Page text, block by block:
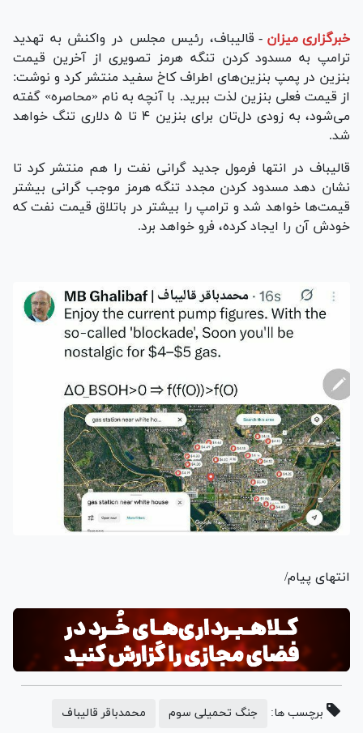
خبرگزاری میزان - قالیباف، رئیس مجلس در واکنش به تهدید
ترامپ به مسدود کردن تنگه هرمز تصویری از آخرین قیمت
بنزین در پمپ بنزین‌های اطراف کاخ سفید منتشر کرد و نوشت:
از قیمت فعلی بنزین لذت ببرید. با آنچه به نام «محاصره» گفته
می‌شود، به زودی دل‌تان برای بنزین ۴ تا ۵ دلاری تنگ خواهد
شد.
قالیباف در انتها فرمول جدید گرانی نفت را هم منتشر کرد تا
نشان دهد مسدود کردن مجدد تنگه هرمز موجب گرانی بیشتر
قیمت‌ها خواهد شد و ترامپ را بیشتر در باتلاق قیمت نفت که
خودش آن را ایجاد کرده، فرو خواهد برد.
انتهای پیام/
برچسب ها: جنگ تحمیلی سوم محمدباقر قالیباف